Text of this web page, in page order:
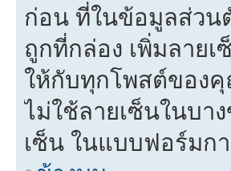
ก่อน ที่ในข้อมูลส่วน
ถูกที่กล่อง เพิ่มลาย
ให้กับทุกโพสต์ของ
ไม่ใช้ลายเซ็นในบา
เซ็น ในแบบฟอร์มก